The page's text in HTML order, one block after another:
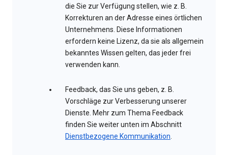
die Sie zur Verfügung stellen, wie z. B.
Korrekturen an der Adresse eines örtlichen
Unternehmens. Diese Informationen
erfordern keine Lizenz, da sie als allgemein
bekanntes Wissen gelten, das jeder frei
verwenden kann.
Feedback, das Sie uns geben, z. B.
Vorschläge zur Verbesserung unserer
Dienste. Mehr zum Thema Feedback
finden Sie weiter unten im Abschnitt
Dienstbezogene Kommunikation.